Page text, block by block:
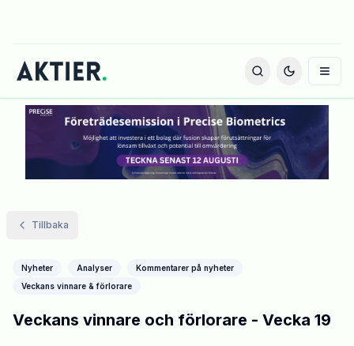
Tillbaka
Nyheter Analyser
Kommentarer på nyheter
Veckans vinnare & förlorare
Veckans vinnare och förlorare - Vecka 19